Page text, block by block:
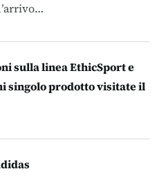
sulla linea EthicSport e
singolo prodotto visitate il